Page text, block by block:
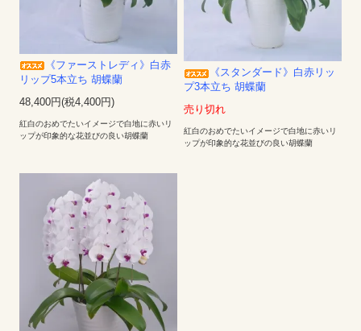
《ファーストレディ》白赤
リップ5本立ち 胡蝶蘭
48,400円(税4,400円)
紅白のおめでたいイメージで白地に赤いリ
ップが印象的な花並びの良い胡蝶蘭
《スタンダード》白赤リッ
プ3本立ち 胡蝶蘭
売り切れ
紅白のおめでたいイメージで白地に赤いリ
ップが印象的な花並びの良い胡蝶蘭